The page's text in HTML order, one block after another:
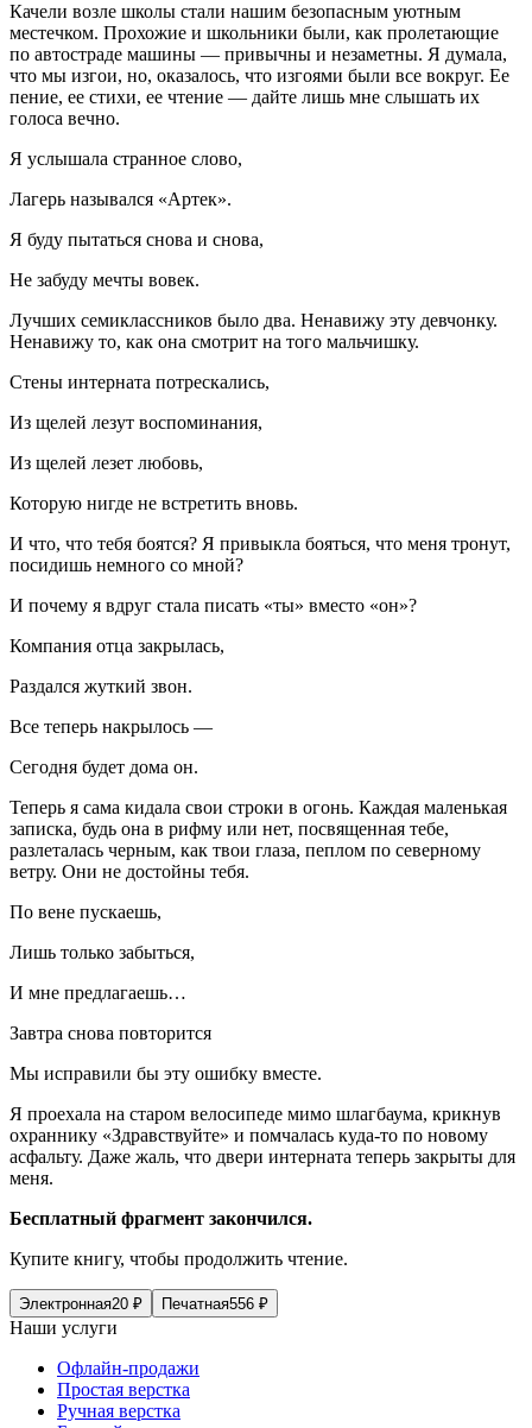
Качели возле школы стали нашим безопасным уютным
местечком. Прохожие и школьники были, как пролетающие
по автостраде машины — привычны и незаметны. Я думала,
что мы изгои, но, оказалось, что изгоями были все вокруг. Ее
пение, ее стихи, ее чтение — дайте лишь мне слышать их
голоса вечно.
Я услышала странное слово,
Лагерь назывался «Артек».
Я буду пытаться снова и снова,
Не забуду мечты вовек.
Лучших семиклассников было два. Ненавижу эту девчонку.
Ненавижу то, как она смотрит на того мальчишку.
Стены интерната потрескались,
Из щелей лезут воспоминания,
Из щелей лезет любовь,
Которую нигде не встретить вновь.
И что, что тебя боятся? Я привыкла бояться, что меня тронут,
посидишь немного со мной?
И почему я вдруг стала писать «ты» вместо «он»?
Компания отца закрылась,
Раздался жуткий звон.
Все теперь накрылось —
Сегодня будет дома он.
Теперь я сама кидала свои строки в огонь. Каждая маленькая
записка, будь она в рифму или нет, посвященная тебе,
разлеталась черным, как твои глаза, пеплом по северному
ветру. Они не достойны тебя.
По вене пускаешь,
Лишь только забыться,
И мне предлагаешь…
Завтра снова повторится
Мы исправили бы эту ошибку вместе.
Я проехала на старом велосипеде мимо шлагбаума, крикнув
охраннику «Здравствуйте» и помчалась куда-то по новому
асфальту. Даже жаль, что двери интерната теперь закрыты для
меня.
Бесплатный фрагмент закончился.
Купите книгу, чтобы продолжить чтение.
Электронная20 ₽ Печатная556 ₽
Наши услуги
Офлайн-продажи
Простая верстка
Ручная верстка